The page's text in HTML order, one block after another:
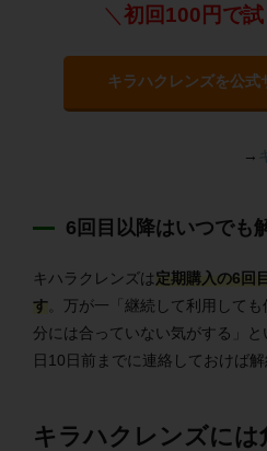
＼ 初回100円で試
キラハクレンズを公式
→
6回目以降はいつでも
キハラクレンズは定期購入の6回
す 。万が一「継続して利用して
分には合っていない気がする」
日10日前までに連絡しておけば解
キラハクレンズには